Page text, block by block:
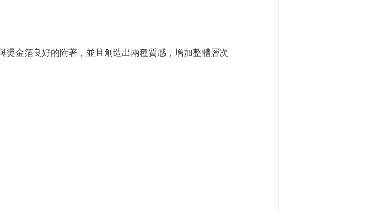
燙金箔良好的附著，並且創造出兩種質感，增加整體層次